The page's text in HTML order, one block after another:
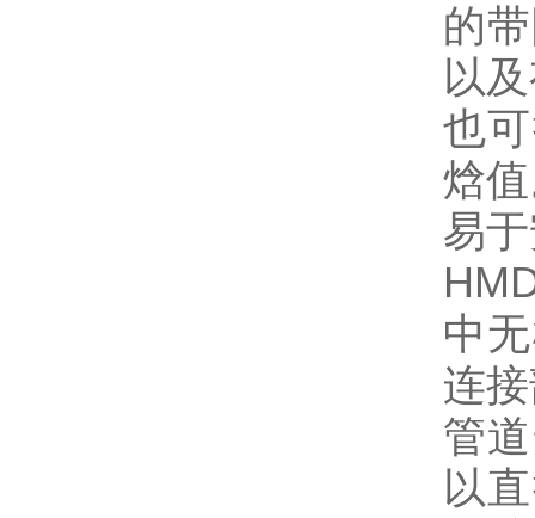
的
以
也
焓
易
中
连
管
以